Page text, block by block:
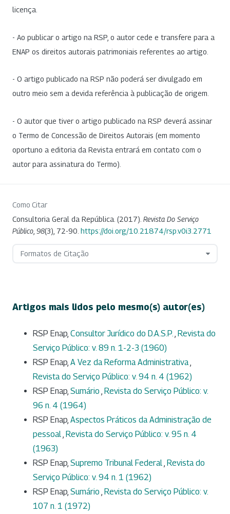
licença.
- Ao publicar o artigo na RSP, o autor cede e transfere para a
ENAP os direitos autorais patrimoniais referentes ao artigo.
- O artigo publicado na RSP não poderá ser divulgado em
outro meio sem a devida referência à publicação de origem.
- O autor que tiver o artigo publicado na RSP deverá assinar
o Termo de Concessão de Direitos Autorais (em momento
oportuno a editoria da Revista entrará em contato com o
autor para assinatura do Termo).
Como Citar
Consultoria Geral da República. (2017). Revista Do Serviço
Público 98(3), 72-90. https://doi.org/10.21874/rsp.v0i3.2771
Formatos de Citação
Artigos mais lidos pelo mesmo(s) autor(es)
RSP Enap, Consultor Jurídico do D.A.S.P. Revista do
Serviço Público: v. 89 n. 1-2-3 (1960)
RSP Enap, A Vez da Reforma Administrativa
Revista do Serviço Público: v. 94 n. 4 (1962)
RSP Enap, Sumário Revista do Serviço Público: v.
96 n. 4 (1964)
RSP Enap, Aspectos Práticos da Administração de
pessoal Revista do Serviço Público: v. 95 n. 4
(1963)
RSP Enap, Supremo Tribunal Federal Revista do
Serviço Público: v. 94 n. 1 (1962)
RSP Enap, Sumário Revista do Serviço Público: v.
107 n. 1 (1972)